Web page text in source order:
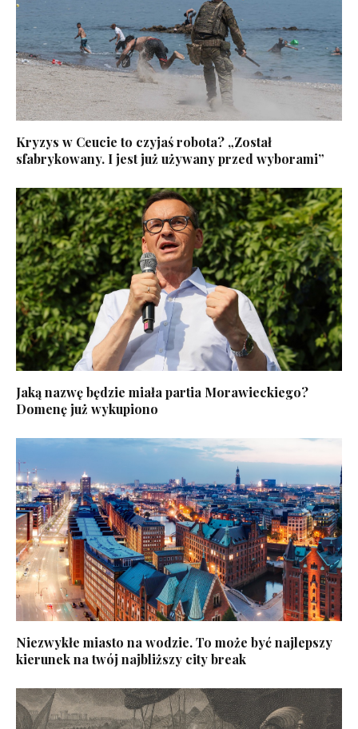
Kryzys w Ceucie to czyjaś robota? „Został
sfabrykowany. I jest już używany przed wyborami”
Jaką nazwę będzie miała partia Morawieckiego?
Domenę już wykupiono
Niezwykłe miasto na wodzie. To może być najlepszy
kierunek na twój najbliższy city break